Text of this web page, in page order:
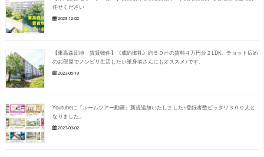
任せください
2023-12-02
【東高森団地 賃貸物件】《成約御礼》約５０㎡の賃料４万円台２LDK。チョット広め
のお部屋でノンビリ生活したい単身者さんにもオススメ♪です。
2023-05-19
Youtubeに『ルームツアー動画』新規追加いたしました♪登録者数ピッタリ３００人と
なりました。
2023-03-02